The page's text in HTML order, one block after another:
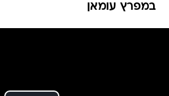
במפרץ עומאן